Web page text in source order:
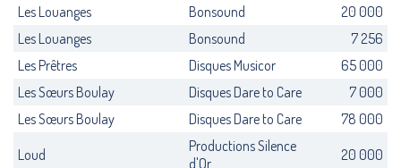
Les Louanges
Bonsound
20 000
Les Louanges
Bonsound
7 256
Les Prêtres
Disques Musicor
65 000
Les Sœurs Boulay
Disques Dare to Care
7 000
Les Sœurs Boulay
Disques Dare to Care
78 000
Loud
Productions Silence
d'Or
20 000